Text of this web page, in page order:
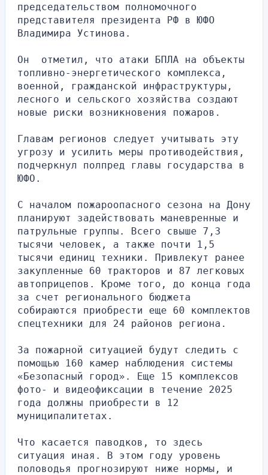
председательством полномочного
представителя президента РФ в ЮФО
Владимира Устинова.
Он  отметил, что атаки БПЛА на объекты
топливно-энергетического комплекса,
военной, гражданской инфраструктуры,
лесного и сельского хозяйства создают
новые риски возникновения пожаров.
Главам регионов следует учитывать эту
угрозу и усилить меры противодействия,
подчеркнул полпред главы государства в
ЮФО.
С началом пожароопасного сезона на Дону
планируют задействовать маневренные и
патрульные группы. Всего свыше 7,3
тысячи человек, а также почти 1,5
тысячи единиц техники. Привлекут ранее
закупленные 60 тракторов и 87 легковых
автоприцепов. Кроме того, до конца года
за счет регионального бюджета
собираются приобрести еще 60 комплектов
спецтехники для 24 районов региона.
За пожарной ситуацией будут следить с
помощью 160 камер наблюдения системы
«Безопасный город». Еще 15 комплексов
фото- и видеофиксации в течение 2025
года должны приобрести в 12
муниципалитетах.
Что касается паводков, то здесь
ситуация иная. В этом году уровень
половодья прогнозируют ниже нормы, и